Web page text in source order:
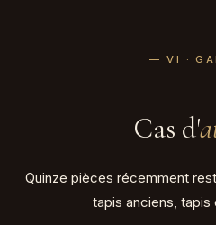
— VI ·
Cas d'
Quinze pièces récemment
tapis anciens, tapis